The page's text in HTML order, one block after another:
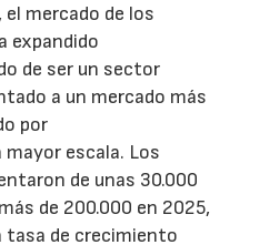
mercado de los
expandido
de ser un sector
a un mercado más
por
escala. Los
de unas 30.000
de 200.000 en 2025,
tasa de crecimiento